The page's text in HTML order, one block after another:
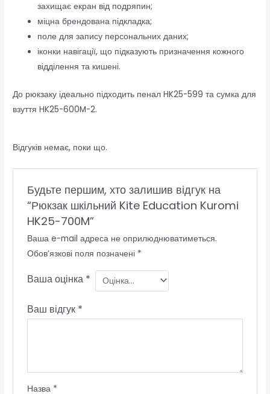
захищає екран від подряпин;
міцна брендована підкладка;
поле для запису персональних даних;
іконки навігації, що підказують призначення кожного
відділення та кишені.
До рюкзаку ідеально підходить пенал HK25-599 та сумка для
взуття HK25-600M-2.
Відгуків немає, поки що.
Будьте першим, хто залишив відгук на
“Рюкзак шкільний Kite Education Kuromi
HK25-700M”
Ваша e-mail адреса не оприлюднюватиметься.
Обов’язкові поля позначені *
Ваша оцінка *
Ваш відгук *
Назва *